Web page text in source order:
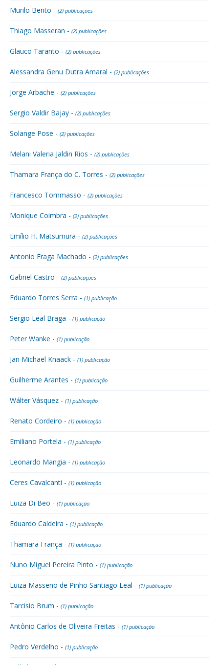
Murilo Bento - (2) publicações
Thiago Masseran - (2) publicações
Glauco Taranto - (2) publicações
Alessandra Genu Dutra Amaral - (2) publicações
Jorge Arbache - (2) publicações
Sergio Valdir Bajay - (2) publicações
Solange Pose - (2) publicações
Melani Valeria Jaldin Rios - (2) publicações
Thamara França do C. Torres - (2) publicações
Francesco Tommasso - (2) publicações
Monique Coimbra - (2) publicações
Emílio H. Matsumura - (2) publicações
Antonio Fraga Machado - (2) publicações
Gabriel Castro - (2) publicações
Eduardo Torres Serra - (1) publicação
Sergio Leal Braga - (1) publicação
Peter Wanke - (1) publicação
Jan Michael Knaack - (1) publicação
Guilherme Arantes - (1) publicação
Wálter Vásquez - (1) publicação
Renato Cordeiro - (1) publicação
Emiliano Portela - (1) publicação
Leonardo Mangia - (1) publicação
Ceres Cavalcanti - (1) publicação
Luiza Di Beo - (1) publicação
Eduardo Caldeira - (1) publicação
Thamara França - (1) publicação
Nuno Miguel Pereira Pinto - (1) publicação
Luiza Masseno de Pinho Santiago Leal - (1) publicação
Tarcisio Brum - (1) publicação
Antônio Carlos de Oliveira Freitas - (1) publicação
Pedro Verdelho - (1) publicação